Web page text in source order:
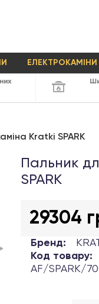
ЕЛЕКТРОКАМІНИ
Kratki SPARK
Пальник
SPARK
29304
Бренд:
Код товару:
AF/SPARK/